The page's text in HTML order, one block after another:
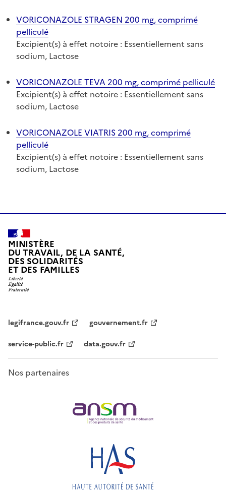
VORICONAZOLE STRAGEN 200 mg, comprimé
pelliculé
Excipient(s) à effet notoire : Essentiellement sans
sodium, Lactose
VORICONAZOLE TEVA 200 mg, comprimé pelliculé
Excipient(s) à effet notoire : Essentiellement sans
sodium, Lactose
VORICONAZOLE VIATRIS 200 mg, comprimé
pelliculé
Excipient(s) à effet notoire : Essentiellement sans
sodium, Lactose
MINISTÈRE
DU TRAVAIL, DE LA SANTÉ,
DES SOLIDARITÉS
ET DES FAMILLES
legifrance.gouv.fr
gouvernement.fr
service-public.fr
data.gouv.fr
Nos partenaires